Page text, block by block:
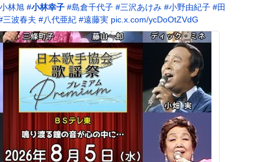
小林旭 #小林幸子 #島倉千代子 #三沢あけみ #小野由紀子 #田
三波春夫 #八代亜紀 #遠藤実 pic.x.com/ycDoOtZVdG